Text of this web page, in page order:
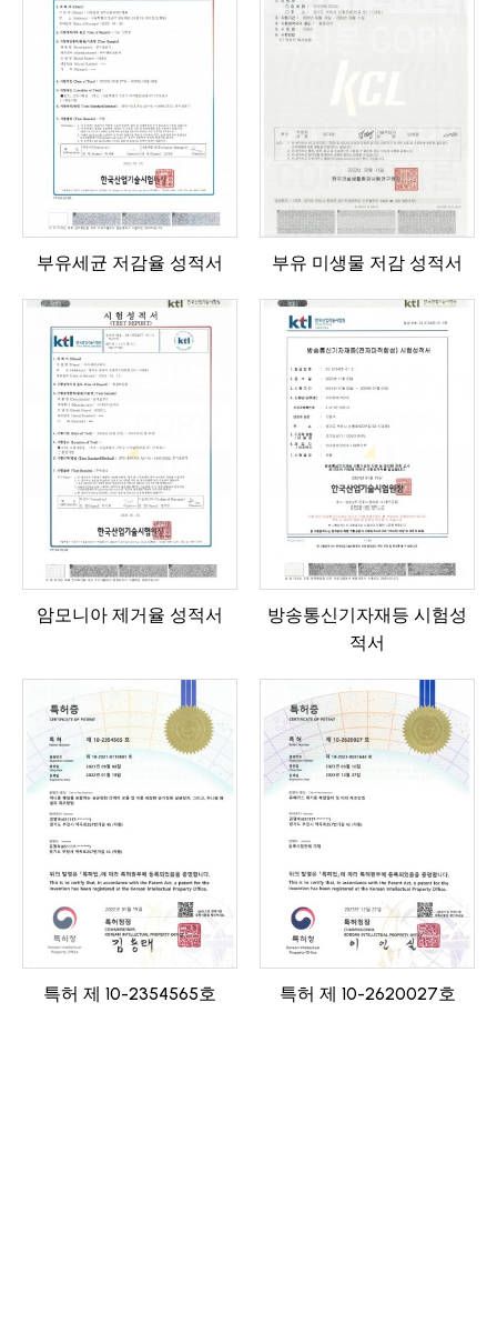
부유세균 저감율 성적서 부유 미생물 저감 성적서
암모니아 제거율 성적서
방송통신기자재등 시험성
적서
특허 제 10-2354565호 특허 제 10-2620027호